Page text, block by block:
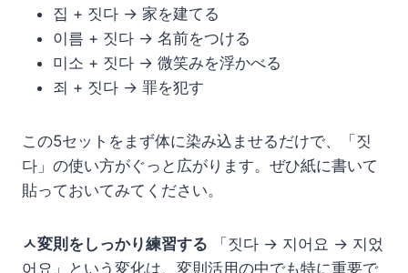
집 + 짓다 → 家を建てる
이름 + 짓다 → 名前をつける
미소 + 짓다 → 微笑みを浮かべる
죄 + 짓다 → 罪を犯す
この5セットをまず体に染み込ませるだけで、「짓
다」の使い方がぐっと広がります。ぜひ紙に書いて
貼っておいてみてください。
ㅅ変則をしっかり練習する 「짓다 → 지어요 → 지었
어요」という変化は、変則活用の中でも特に重要で